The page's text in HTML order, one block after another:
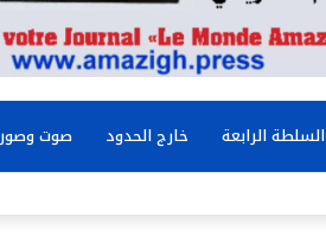
السلطة الرابعة خارج الحدود صوت